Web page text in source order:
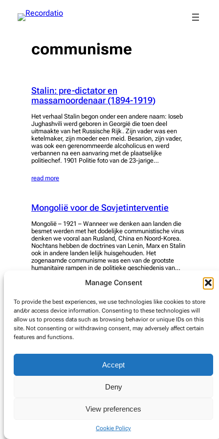
Manage Consent
To provide the best experiences, we use technologies like cookies to store
and/or access device information. Consenting to these technologies will
allow us to process data such as browsing behavior or unique IDs on this
site. Not consenting or withdrawing consent, may adversely affect certain
features and functions.
Accept
Deny
View preferences
Cookie Policy
naar
communisme
Stalin: pre-dictator en
massamoordenaar (1894-1919)
Het verhaal Stalin begon onder een andere naam: Ioseb
Jughashvili werd geboren in Georgië die toen deel
uitmaakte van het Russische Rijk. Zijn vader was een
ketelmaker, zijn moeder een meid. Besarion, zijn vader,
was ook een gerenommeerde alcoholicus en werd
verbannen na een aanvaring met de plaatselijke
politiechef. 1901 Politie foto van de 23-jarige…
read more
Mongolië voor de Sovjetinterventie
Mongolië – 1921 – Wanneer we denken aan landen die
besmet werden met het dodelijke communistische virus
denken we vooral aan Rusland, China en Noord-Korea.
Nochtans hebben de doctrines van Lenin, Marx en Stalin
ook in andere landen lelijk huisgehouden. Het
zogenaamde communisme was een van de grootste
humanitaire rampen in de politieke geschiedenis van…
© Copyright 2025. Alle rechten voorbehouden.